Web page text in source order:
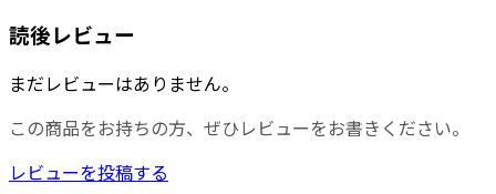
読後レビュー
まだレビューはありません。
この商品をお持ちの方、ぜひレビューをお書きください。
レビューを投稿する